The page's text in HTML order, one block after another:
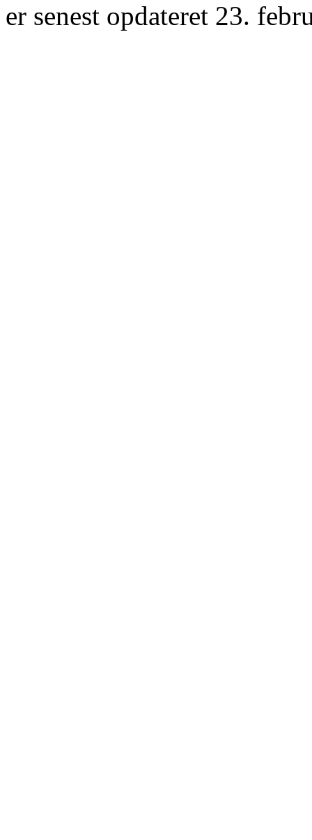
er senest opdateret 23.